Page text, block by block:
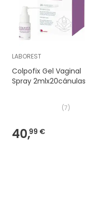
LABOREST
Colpofix Gel Vaginal
Spray 2mlx20cánulas
(7)
40,99 €